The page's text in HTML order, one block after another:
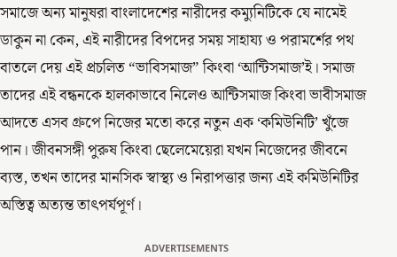
সমাজে অন্য মানুষরা বাংলাদেশের নারীদের কম্যুনিটিকে যে নামেই
ডাকুন না কেন, এই নারীদের বিপদের সময় সাহায্য ও পরামর্শের পথ
বাতলে দেয় এই প্রচলিত “ভাবিসমাজ” কিংবা ‘আন্টিসমাজ’ই। সমাজ
তাদের এই বন্ধনকে হালকাভাবে নিলেও আন্টিসমাজ কিংবা ভাবীসমাজ
আদতে এসব গ্রুপে নিজের মতো করে নতুন এক ‘কমিউনিটি’ খুঁজে
পান। জীবনসঙ্গী পুরুষ কিংবা ছেলেমেয়েরা যখন নিজেদের জীবনে
ব্যস্ত, তখন তাদের মানসিক স্বাস্থ্য ও নিরাপত্তার জন্য এই কমিউনিটির
অস্তিত্ব অত্যন্ত তাৎপর্যপূর্ণ।
ADVERTISEMENTS